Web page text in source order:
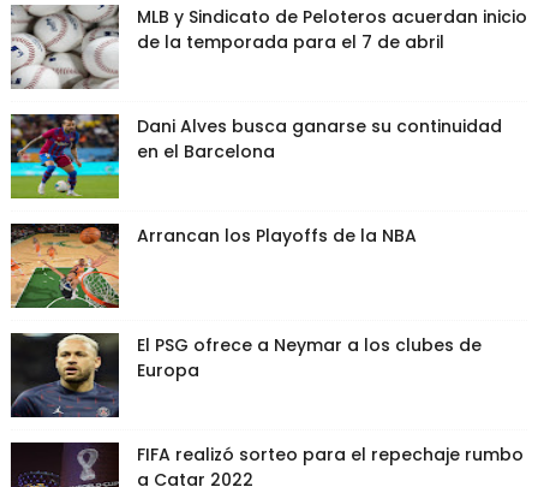
MLB y Sindicato de Peloteros acuerdan inicio
de la temporada para el 7 de abril
Dani Alves busca ganarse su continuidad
en el Barcelona
Arrancan los Playoffs de la NBA
El PSG ofrece a Neymar a los clubes de
Europa
FIFA realizó sorteo para el repechaje rumbo
a Catar 2022